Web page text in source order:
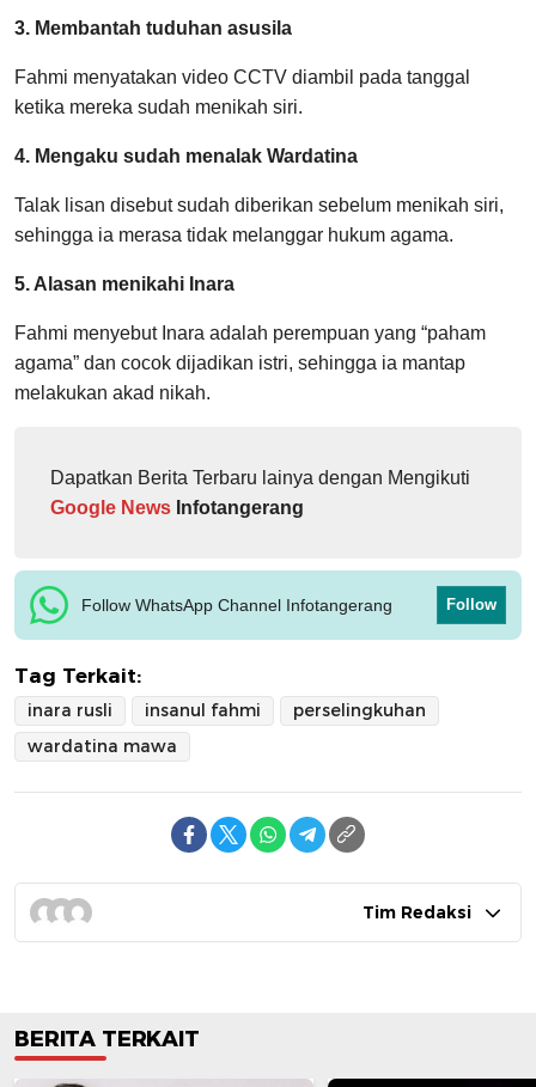
3. Membantah tuduhan asusila
Fahmi menyatakan video CCTV diambil pada tanggal
ketika mereka sudah menikah siri.
4. Mengaku sudah menalak Wardatina
Talak lisan disebut sudah diberikan sebelum menikah siri,
sehingga ia merasa tidak melanggar hukum agama.
5. Alasan menikahi Inara
Fahmi menyebut Inara adalah perempuan yang “paham
agama” dan cocok dijadikan istri, sehingga ia mantap
melakukan akad nikah.
Dapatkan Berita Terbaru lainya dengan Mengikuti
Google News Infotangerang
Follow WhatsApp Channel Infotangerang Follow
Tag Terkait:
inara rusli insanul fahmi
perselingkuhan
wardatina mawa
Tim Redaksi
BERITA TERKAIT